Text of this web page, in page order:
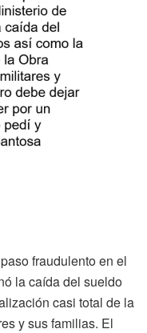
fraudulento en el
la caída del sueldo
casi total de la
y sus familias. El